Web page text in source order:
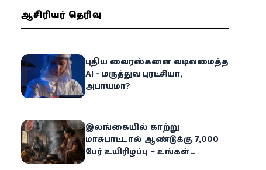
ஆசிரியர் தெரிவு
புதிய வைரஸ்களை வடிவமைத்த
AI - மருத்துவ புரட்சியா,
அபாயமா?
இலங்கையில் காற்று
மாசுபாட்டால் ஆண்டுக்கு 7,000
பேர் உயிரிழப்பு – உங்கள்